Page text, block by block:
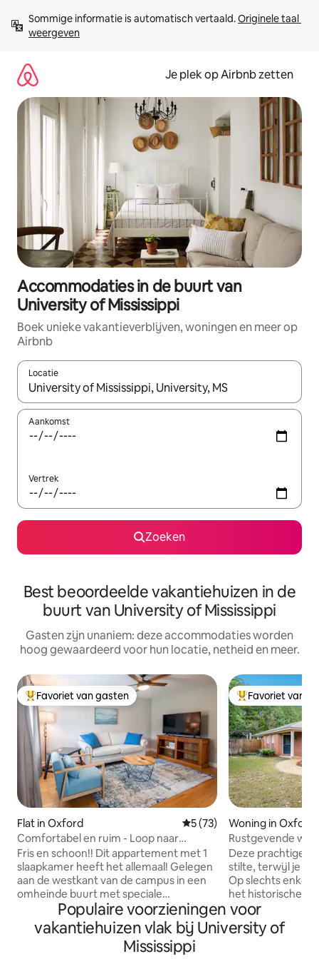
direct
naar
Sommige informatie is automatisch vertaald. Originele taal
weergeven
Je plek op Airbnb zetten
Accommodaties in de buurt van
University of Mississippi
Boek unieke vakantieverblijven, woningen en meer op
Airbnb
Locatie
Wanneer er resultaten beschikbaar zijn, maak je een keuze
Aankomst
Vertrek
Zoeken
Best beoordeelde vakantiehuizen in de
buurt van University of Mississippi
Gasten zijn unaniem: deze accommodaties worden
hoog gewaardeerd voor hun locatie, netheid en meer.
Topfavoriet van gasten
Favoriet van gasten
Flat in Oxford Gemiddelde beoordeling
5 (73)
Comfortabel en ruim - Loop naar
Fraternity Row!
Fris en schoon!! Dit appartement met 1
slaapkamer heeft het allemaal! Gelegen
aan de westkant van de campus in een
omheinde buurt met speciale
parkeerplaats. Wandel naar de
speelshuttles in het Jackson Ave Center
of rijd naar restaurants/ winkels op
Jackson Ave. Onlangs bijgewerkt,
Topfavoriet van
Favoriet van
Woning in Oxford
Rustgevende
Deze prachtige
stilte, terwijl je
Op slechts
het historische
restaurants en winkels.
ingericht met 3
2 queensize) en
Populaire voorzieningen voor
vakantiehuizen vlak bij University of
Mississippi